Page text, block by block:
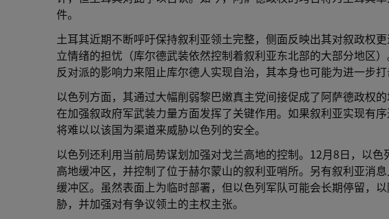
件。
土耳其近期不断呼吁保持叙利亚领土完整，侧面反映出其对叙政权
立情绪的担忧（库尔德武装依然控制着叙利亚东北部的大部分地区
反对派的影响力来阻止库尔德人实现自治，其本身也可能为进一步打
以色列方面，其通过大幅削弱黎巴嫩真主党间接促成了阿萨德政权
在加强叙政府军武装力量方面发挥了关键作用。如果叙利亚实现有
将难以以该国为渠道来威胁以色列的安全。
以色列还利用当前局势谋划加强对戈兰高地的控制。12月8日，以
高地缓冲区，并控制了位于赫尔蒙山的叙利亚哨所。另有叙利亚消
缓冲区。虽然表面上为临时部署，但以色列军队可能会长期停留，
胁，并加强对有争议领土的主权主张。